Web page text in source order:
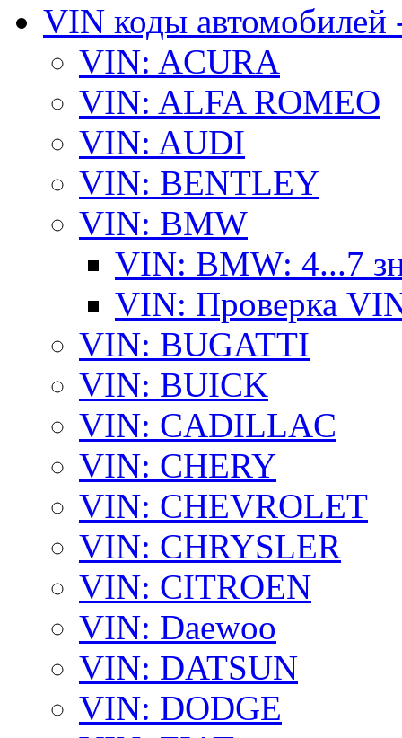
VIN коды автомобилей
VIN: ACURA
VIN: ALFA ROMEO
VIN: AUDI
VIN: BENTLEY
VIN: BMW
VIN: BMW: 4...7
VIN: Проверка
VIN: BUGATTI
VIN: BUICK
VIN: CADILLAC
VIN: CHERY
VIN: CHEVROLET
VIN: CHRYSLER
VIN: CITROEN
VIN: Daewoo
VIN: DATSUN
VIN: DODGE